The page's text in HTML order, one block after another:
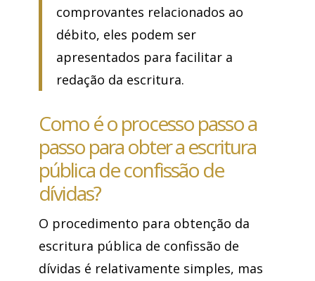
comprovantes relacionados ao
débito, eles podem ser
apresentados para facilitar a
redação da escritura.
Como é o processo passo a
passo para obter a escritura
pública de confissão de
dívidas?
O procedimento para obtenção da
escritura pública de confissão de
dívidas é relativamente simples, mas